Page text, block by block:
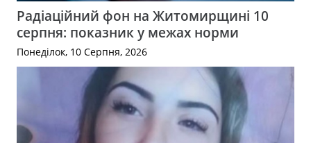
Радіаційний фон на Житомирщині 10
серпня: показник у межах норми
Понеділок, 10 Серпня, 2026